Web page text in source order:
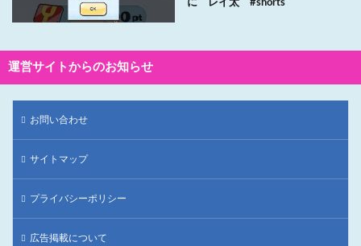
に レイ太 #shorts
運営サイトからのお知らせ
お問い合わせ
サイトマップ
プライバシーポリシー
広告掲載について